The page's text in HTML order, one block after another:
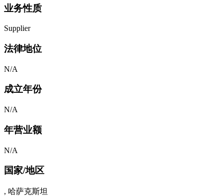
业务性质
Supplier
法律地位
N/A
成立年份
N/A
年营业额
N/A
国家/地区
, 哈萨克斯坦